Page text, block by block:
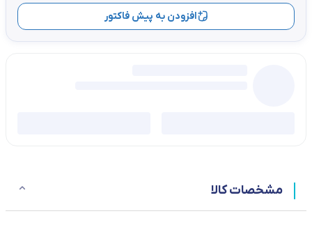
افزودن به پیش فاکتور
مشخصات کالا